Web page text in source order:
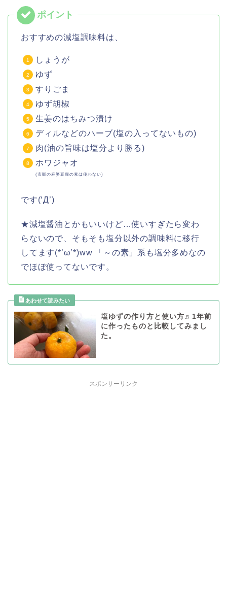
おすすめの減塩調味料は、
しょうが
ゆず
すりごま
ゆず胡椒
生姜のはちみつ漬け
ディルなどのハーブ(塩の入ってないもの)
肉(油の旨味は塩分より勝る)
ホワジャオ
(市販の麻婆豆腐の素は使わない)
です(‘Д’)
★減塩醤油とかもいいけど…使いすぎたら変わ
らないので、そもそも塩分以外の調味料に移行
してます(*’ω’*)ww 「～の素」系も塩分多めなの
でほぼ使ってないです。
塩ゆずの作り方と使い方♬1年前
に作ったものと比較してみまし
た。
スポンサーリンク